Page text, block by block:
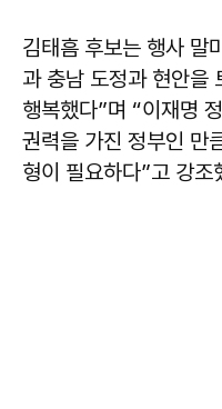
김태흠 후보는 행사 말
과 충남 도정과 현안을
행복했다”며 “이재명
권력을 가진 정부인 만
형이 필요하다”고 강조